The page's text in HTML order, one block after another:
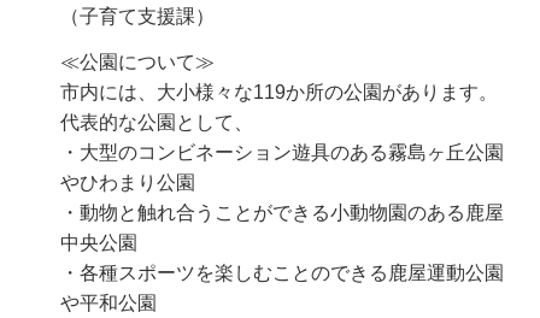
（子育て支援課）
≪公園について≫
市内には、大小様々な119か所の公園があります。
代表的な公園として、
・大型のコンビネーション遊具のある霧島ヶ丘公園
やひわまり公園
・動物と触れ合うことができる小動物園のある鹿屋
中央公園
・各種スポーツを楽しむことのできる鹿屋運動公園
や平和公園